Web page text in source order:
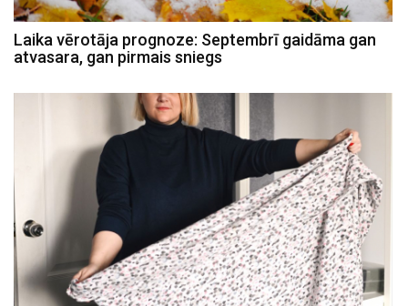
Laika vērotāja prognoze: Septembrī gaidāma gan
atvasara, gan pirmais sniegs